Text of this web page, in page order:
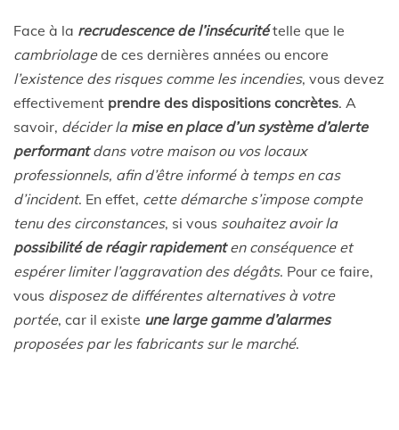
Face à la recrudescence de l’insécuritételle que le
cambriolagede ces dernières années ou encore
l’existence des risques comme les incendies, vous devez
effectivement prendre des dispositions concrètes. A
savoir, décider la mise en place d’un système d’alerte
performantdans votre maison ou vos locaux
professionnels, afin d’être informé à temps en cas
d’incident. En effet, cette démarche s’impose compte
tenu des circonstances, si vous souhaitez avoir la
possibilité de réagir rapidementen conséquence et
espérer limiter l’aggravation des dégâts. Pour ce faire,
vous disposez de différentes alternatives à votre
portée, car il existe une large gamme d’alarmes
proposées par les fabricants sur le marché.